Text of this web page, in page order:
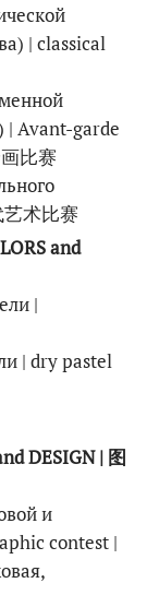
| classical
| Avant-garde
比赛
术比赛
and
|
| dry pastel
DESIGN | 图
и
contest |